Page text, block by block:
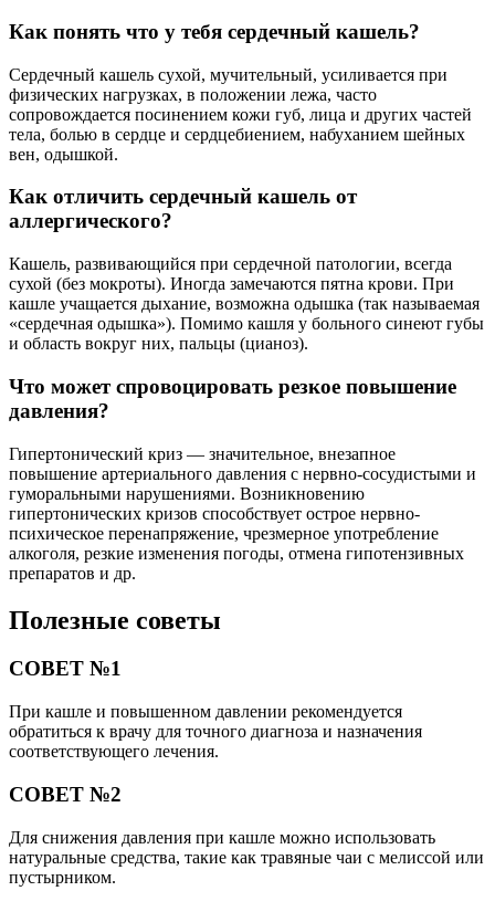
Как понять что у тебя сердечный кашель?
Сердечный кашель сухой, мучительный, усиливается при
физических нагрузках, в положении лежа, часто
сопровождается посинением кожи губ, лица и других частей
тела, болью в сердце и сердцебиением, набуханием шейных
вен, одышкой.
Как отличить сердечный кашель от
аллергического?
Кашель, развивающийся при сердечной патологии, всегда
сухой (без мокроты). Иногда замечаются пятна крови. При
кашле учащается дыхание, возможна одышка (так называемая
«сердечная одышка»). Помимо кашля у больного синеют губы
и область вокруг них, пальцы (цианоз).
Что может спровоцировать резкое повышение
давления?
Гипертонический криз — значительное, внезапное
повышение артериального давления с нервно-сосудистыми и
гуморальными нарушениями. Возникновению
гипертонических кризов способствует острое нервно-
психическое перенапряжение, чрезмерное употребление
алкоголя, резкие изменения погоды, отмена гипотензивных
препаратов и др.
Полезные советы
СОВЕТ №1
При кашле и повышенном давлении рекомендуется
обратиться к врачу для точного диагноза и назначения
соответствующего лечения.
СОВЕТ №2
Для снижения давления при кашле можно использовать
натуральные средства, такие как травяные чаи с мелиссой или
пустырником.